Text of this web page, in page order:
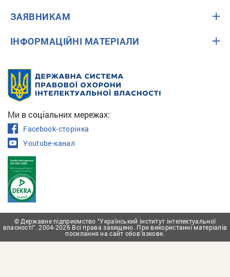
ЗАЯВНИКАМ
ІНФОРМАЦІЙНІ МАТЕРІАЛИ
Ми в соціальних мережах:
Facebook-сторінка
Youtube-канал
© Державне підприємство "Український інститут інтелектуальної
власності". 2004-2026 Всі права захищено. При використанні матеріалів
посилання на сайт обовʼязкове.